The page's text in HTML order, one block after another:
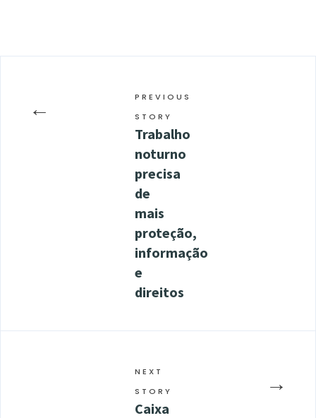
←
PREVIOUS
STORY
Trabalho
noturno
precisa
de
mais
proteção,
informação
e
direitos
→
NEXT
STORY
Caixa